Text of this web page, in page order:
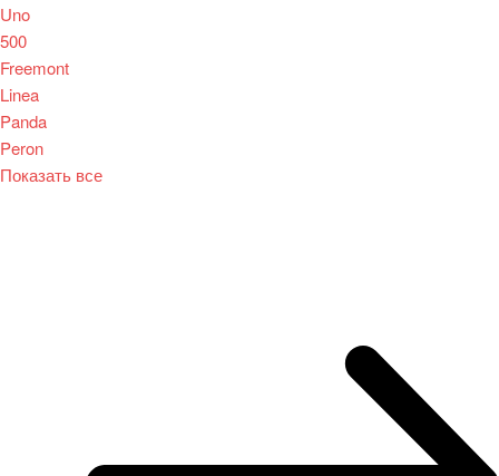
Uno
500
Freemont
Linea
Panda
Peron
Показать все